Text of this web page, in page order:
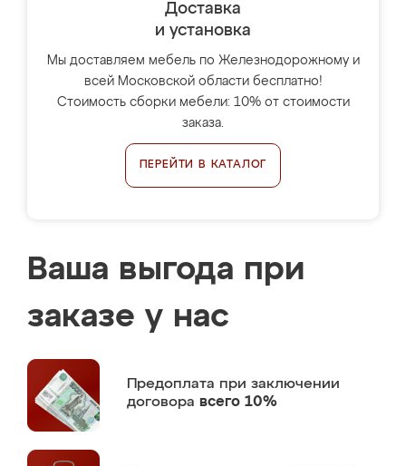
Доставка
и установка
Мы доставляем мебель по Железнодорожному и
всей Московской области бесплатно!
Стоимость сборки мебели: 10% от стоимости
заказа.
ПЕРЕЙТИ В КАТАЛОГ
Ваша выгода при
заказе у нас
Предоплата при заключении
договора всего 10%